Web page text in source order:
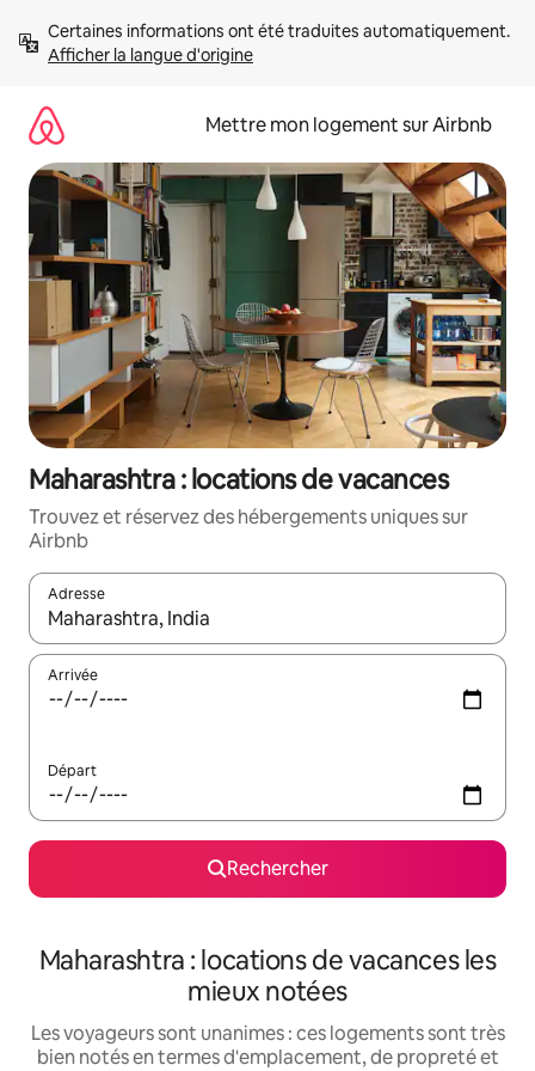
directement
Afficher la langue d'origine
Mettre mon logement sur Airbnb
Maharashtra : locations de vacances
Trouvez et réservez des hébergements uniques sur
Airbnb
Adresse
Lorsque les résultats s'affichent, utilisez les flèches vers le
Arrivée
Départ
Rechercher
Maharashtra : locations de vacances les
mieux notées
Les voyageurs sont unanimes : ces logements sont très
bien notés en termes d'emplacement, de propreté et